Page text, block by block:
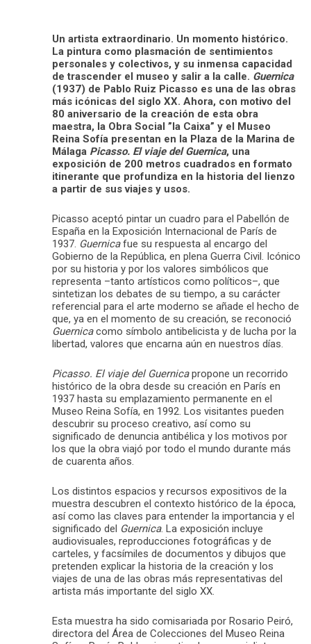
Un artista extraordinario. Un momento histórico.
La pintura como plasmación de sentimientos
personales y colectivos, y su inmensa capacidad
de trascender el museo y salir a la calle. Guernica
(1937) de Pablo Ruiz Picasso es una de las obras
más icónicas del siglo XX. Ahora, con motivo del
80 aniversario de la creación de esta obra
maestra, la Obra Social ”la Caixa” y el Museo
Reina Sofía presentan en la Plaza de la Marina de
Málaga Picasso. El viaje del Guernica, una
exposición de 200 metros cuadrados en formato
itinerante que profundiza en la historia del lienzo
a partir de sus viajes y usos.
Picasso aceptó pintar un cuadro para el Pabellón de
España en la Exposición Internacional de París de
1937. Guernicafue su respuesta al encargo del
Gobierno de la República, en plena Guerra Civil. Icónico
por su historia y por los valores simbólicos que
representa –tanto artísticos como políticos–, que
sintetizan los debates de su tiempo, a su carácter
referencial para el arte moderno se añade el hecho de
que, ya en el momento de su creación, se reconoció
Guernicacomo símbolo antibelicista y de lucha por la
libertad, valores que encarna aún en nuestros días.
Picasso. El viaje del Guernicapropone un recorrido
histórico de la obra desde su creación en París en
1937 hasta su emplazamiento permanente en el
Museo Reina Sofía, en 1992. Los visitantes pueden
descubrir su proceso creativo, así como su
significado de denuncia antibélica y los motivos por
los que la obra viajó por todo el mundo durante más
de cuarenta años.
Los distintos espacios y recursos expositivos de la
muestra descubren el contexto histórico de la época,
así como las claves para entender la importancia y el
significado del Guernica. La exposición incluye
audiovisuales, reproducciones fotográficas y de
carteles, y facsímiles de documentos y dibujos que
pretenden explicar la historia de la creación y los
viajes de una de las obras más representativas del
artista más importante del siglo XX.
Esta muestra ha sido comisariada por Rosario Peiró,
directora del Área de Colecciones del Museo Reina